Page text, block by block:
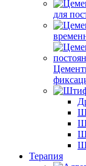
для
Терапия